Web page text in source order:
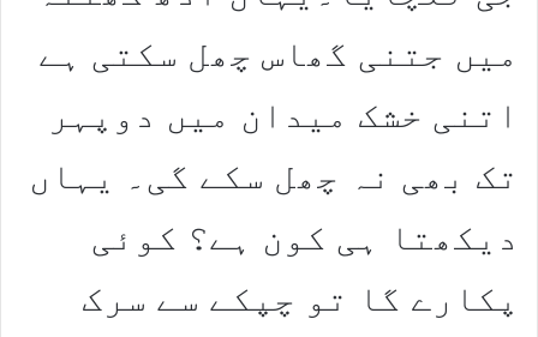
میں جتنی گھاس چھل سکتی ہے
اتنی خشک میدان میں دوپہر
تک بھی نہ چھل سکے گی۔ یہاں
دیکھتا ہی کون ہے؟ کوئی
پکارے گا تو چپکے سے سرک